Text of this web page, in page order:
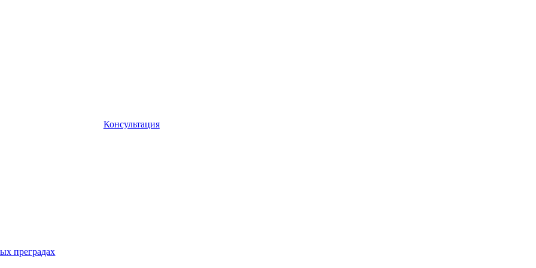
Консультация
преградах